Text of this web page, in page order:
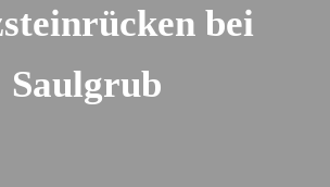
bei
Saulgrub